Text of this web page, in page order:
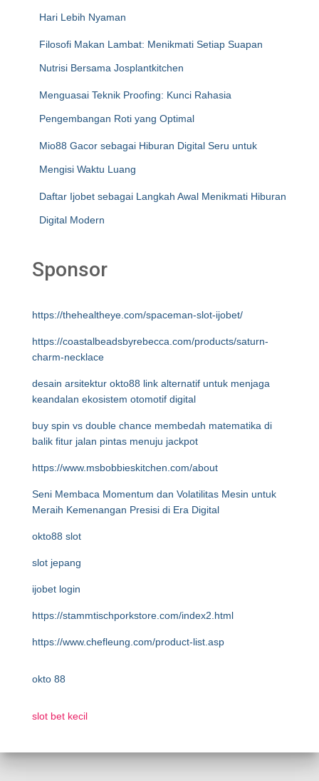
Hari Lebih Nyaman
Filosofi Makan Lambat: Menikmati Setiap Suapan
Nutrisi Bersama Josplantkitchen
Menguasai Teknik Proofing: Kunci Rahasia
Pengembangan Roti yang Optimal
Mio88 Gacor sebagai Hiburan Digital Seru untuk
Mengisi Waktu Luang
Daftar Ijobet sebagai Langkah Awal Menikmati Hiburan
Digital Modern
Sponsor
https://thehealtheye.com/spaceman-slot-ijobet/
https://coastalbeadsbyrebecca.com/products/saturn-
charm-necklace
desain arsitektur okto88 link alternatif untuk menjaga
keandalan ekosistem otomotif digital
buy spin vs double chance membedah matematika di
balik fitur jalan pintas menuju jackpot
https://www.msbobbieskitchen.com/about
Seni Membaca Momentum dan Volatilitas Mesin untuk
Meraih Kemenangan Presisi di Era Digital
okto88 slot
slot jepang
ijobet login
https://stammtischporkstore.com/index2.html
https://www.chefleung.com/product-list.asp
okto 88
slot bet kecil